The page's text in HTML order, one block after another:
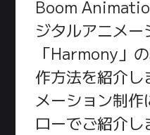
Boom
ジタルアニメ
「Harmony」
作方法を紹介し
メーション制
ローでご紹介し